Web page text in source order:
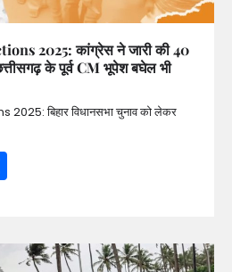
2025: कांग्रेस ने जारी की 40
के पूर्व CM भूपेश बघेल भी
बिहार विधानसभा चुनाव को लेकर